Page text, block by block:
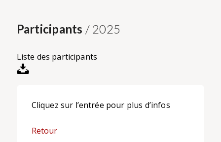
Participants / 2025
Liste des participants
Cliquez sur l’entrée pour plus d’infos
Retour